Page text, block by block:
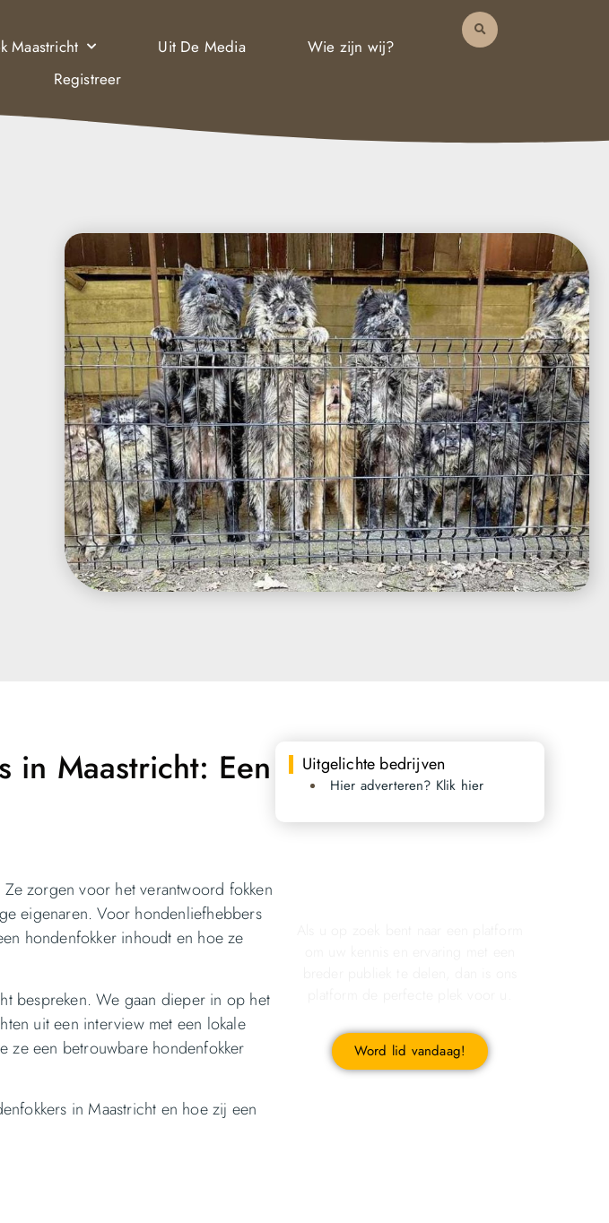
Maastricht Uit De Media
Wie zijn wij?
Registreer
in Maastricht: Een
zorgen voor het verantwoord fokken
eigenaren. Voor hondenliefhebbers
hondenfokker inhoudt en hoe ze
bespreken. We gaan dieper in op het
uit een interview met een lokale
ze een betrouwbare hondenfokker
in Maastricht en hoe zij een
Uitgelichte bedrijven
Hier adverteren? Klik hier
Word lid vandaag!